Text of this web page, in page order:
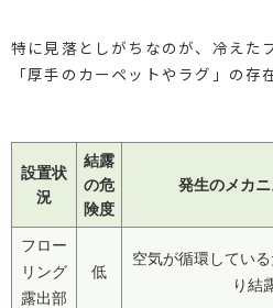
特に見落としがちなのが、冷えた
「厚手のカーペットやラグ」の存
設置状
況
結露
の危
険度
発生のメカ
フロー
リング
露出部
低
空気が循環してい
り結